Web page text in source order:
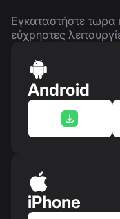
Εγκαταστήστε τώρα
εύχρηστες
Android
iPhone